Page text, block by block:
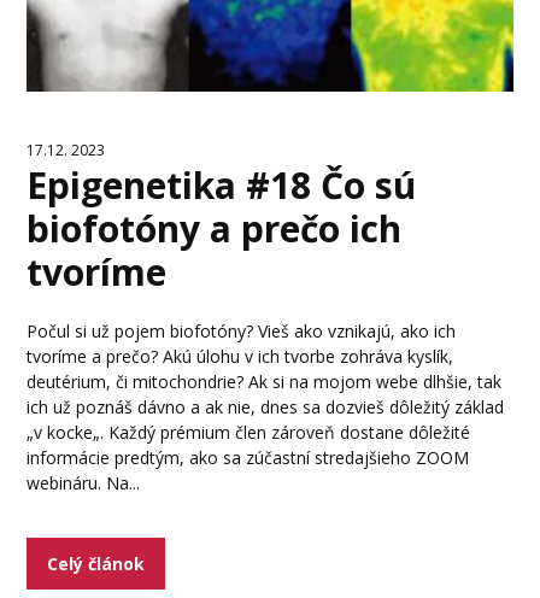
17.12. 2023
Epigenetika #18 Čo sú
biofotóny a prečo ich
tvoríme
Počul si už pojem biofotóny? Vieš ako vznikajú, ako ich
tvoríme a prečo? Akú úlohu v ich tvorbe zohráva kyslík,
deutérium, či mitochondrie? Ak si na mojom webe dlhšie, tak
ich už poznáš dávno a ak nie, dnes sa dozvieš dôležitý základ
„v kocke„. Každý prémium člen zároveň dostane dôležité
informácie predtým, ako sa zúčastní stredajšieho ZOOM
webináru. Na...
Celý článok